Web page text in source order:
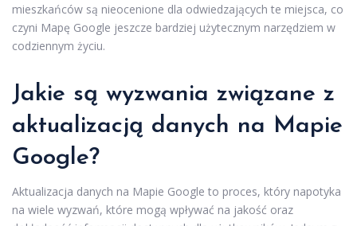
mieszkańców są nieocenione dla odwiedzających te miejsca, co
czyni Mapę Google jeszcze bardziej użytecznym narzędziem w
codziennym życiu.
Jakie są wyzwania związane z
aktualizacją danych na Mapie
Google?
Aktualizacja danych na Mapie Google to proces, który napotyka
na wiele wyzwań, które mogą wpływać na jakość oraz